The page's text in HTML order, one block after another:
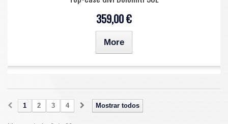
359,00 €
More
Mostrar todos
1 2 3 4